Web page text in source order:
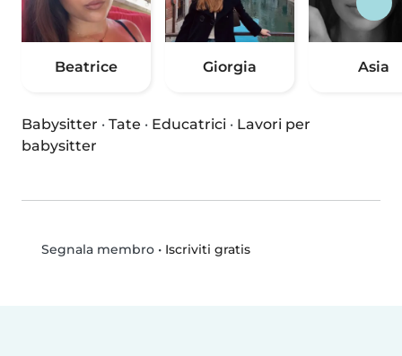
Beatrice Giorgia Asia
Babysitter · Tate · Educatrici · Lavori per
babysitter
Segnala membro• Iscriviti gratis